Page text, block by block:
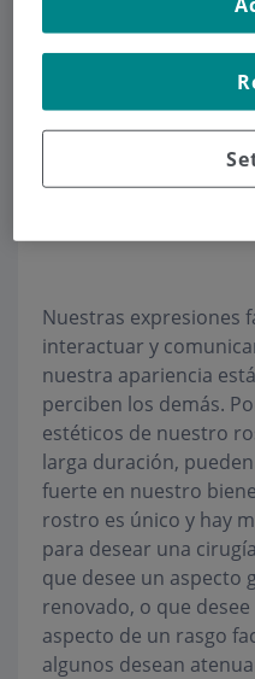
recuperación
también pueden
ansiedad y angustia
de Andorra, tranquilo,
preocupado por la
definitivo para aliviar
operación, con un
Nuestras expresiones
interactuar y
nuestra apariencia
perciben los demás.
estéticos de nuestro
larga duración,
fuerte en nuestro
rostro es único y hay
para desear una
que desee un aspecto
renovado, o que
aspecto de un rasgo
algunos desean